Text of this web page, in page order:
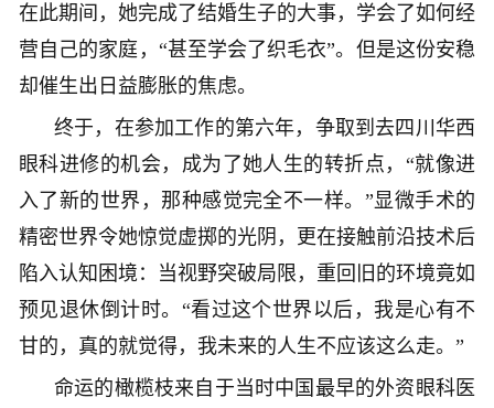
在此期间，她完成了结婚生子的大事，学会了如何经
营自己的家庭，“甚至学会了织毛衣”。但是这份安稳
却催生出日益膨胀的焦虑。
终于，在参加工作的第六年，争取到去四川华西
眼科进修的机会，成为了她人生的转折点，“就像进
入了新的世界，那种感觉完全不一样。”显微手术的
精密世界令她惊觉虚掷的光阴，更在接触前沿技术后
陷入认知困境：当视野突破局限，重回旧的环境竟如
预见退休倒计时。“看过这个世界以后，我是心有不
甘的，真的就觉得，我未来的人生不应该这么走。”
命运的橄榄枝来自于当时中国最早的外资眼科医